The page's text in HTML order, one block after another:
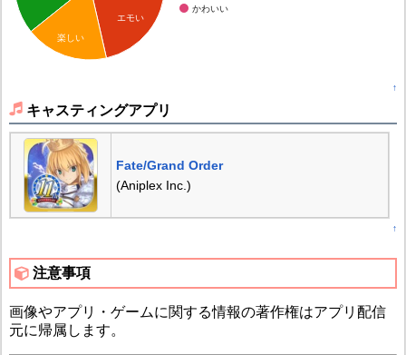
かわいい
エモい
楽しい
↑
キャスティングアプリ
Fate/Grand Order
(Aniplex Inc.)
↑
注意事項
画像やアプリ・ゲームに関する情報の著作権はアプリ配信
元に帰属します。